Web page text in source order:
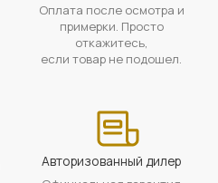
Оплата после осмотра и
примерки. Просто
откажитесь,
если товар не подошел.
Авторизованный дилер